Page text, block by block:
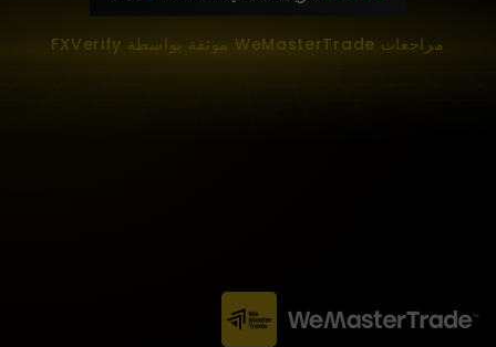
مراجعات WeMasterTrade موثقة بواسطة FXVerify